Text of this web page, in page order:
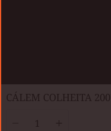
CÁLEM COLHEITA